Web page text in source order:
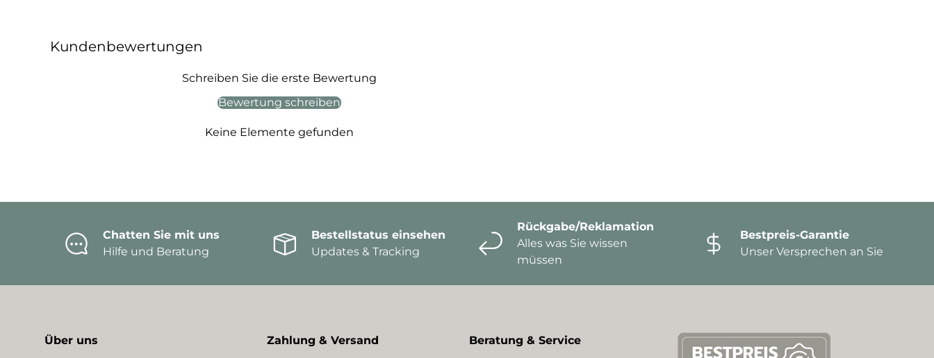
Kundenbewertungen
Schreiben Sie die erste Bewertung
Bewertung schreiben
Keine Elemente gefunden
Chatten Sie mit uns
Hilfe und Beratung
Bestellstatus einsehen
Updates & Tracking
Rückgabe/Reklamation
Alles was Sie wissen
müssen
Bestpreis-Garantie
Unser Versprechen an Sie
Über uns Zahlung & Versand Beratung & Service